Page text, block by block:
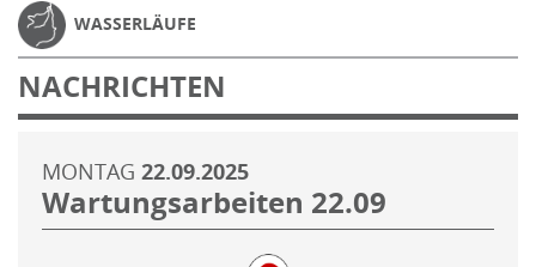
WASSERLÄUFE
NACHRICHTEN
MONTAG 22.09.2025
Wartungsarbeiten 22.09